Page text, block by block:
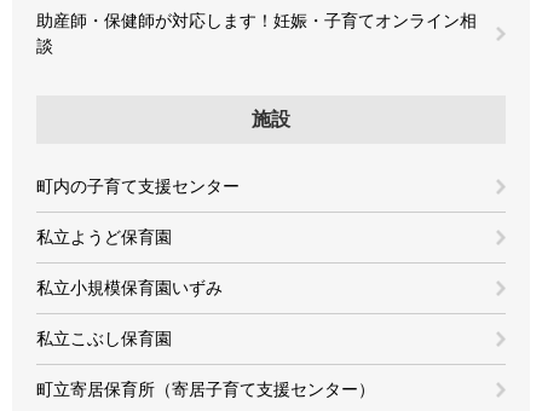
助産師・保健師が対応します！妊娠・子育てオンライン相
談
施設
町内の子育て支援センター
私立ようど保育園
私立小規模保育園いずみ
私立こぶし保育園
町立寄居保育所（寄居子育て支援センター）